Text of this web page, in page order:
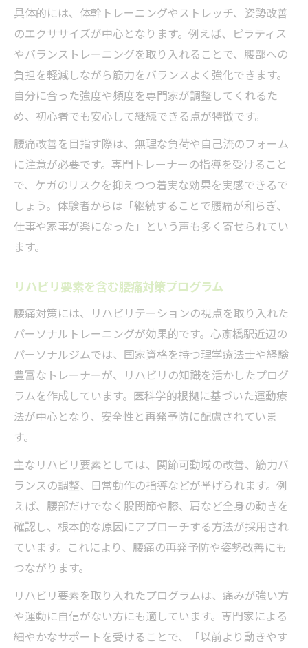
具体的には、体幹トレーニングやストレッチ、姿勢改善
のエクササイズが中心となります。例えば、ピラティス
やバランストレーニングを取り入れることで、腰部への
負担を軽減しながら筋力をバランスよく強化できます。
自分に合った強度や頻度を専門家が調整してくれるた
め、初心者でも安心して継続できる点が特徴です。
腰痛改善を目指す際は、無理な負荷や自己流のフォーム
に注意が必要です。専門トレーナーの指導を受けること
で、ケガのリスクを抑えつつ着実な効果を実感できるで
しょう。体験者からは「継続することで腰痛が和らぎ、
仕事や家事が楽になった」という声も多く寄せられてい
ます。
リハビリ要素を含む腰痛対策プログラム
腰痛対策には、リハビリテーションの視点を取り入れた
パーソナルトレーニングが効果的です。心斎橋駅近辺の
パーソナルジムでは、国家資格を持つ理学療法士や経験
豊富なトレーナーが、リハビリの知識を活かしたプログ
ラムを作成しています。医科学的根拠に基づいた運動療
法が中心となり、安全性と再発予防に配慮されていま
す。
主なリハビリ要素としては、関節可動域の改善、筋力バ
ランスの調整、日常動作の指導などが挙げられます。例
えば、腰部だけでなく股関節や膝、肩など全身の動きを
確認し、根本的な原因にアプローチする方法が採用され
ています。これにより、腰痛の再発予防や姿勢改善にも
つながります。
リハビリ要素を取り入れたプログラムは、痛みが強い方
や運動に自信がない方にも適しています。専門家による
細やかなサポートを受けることで、「以前より動きやす